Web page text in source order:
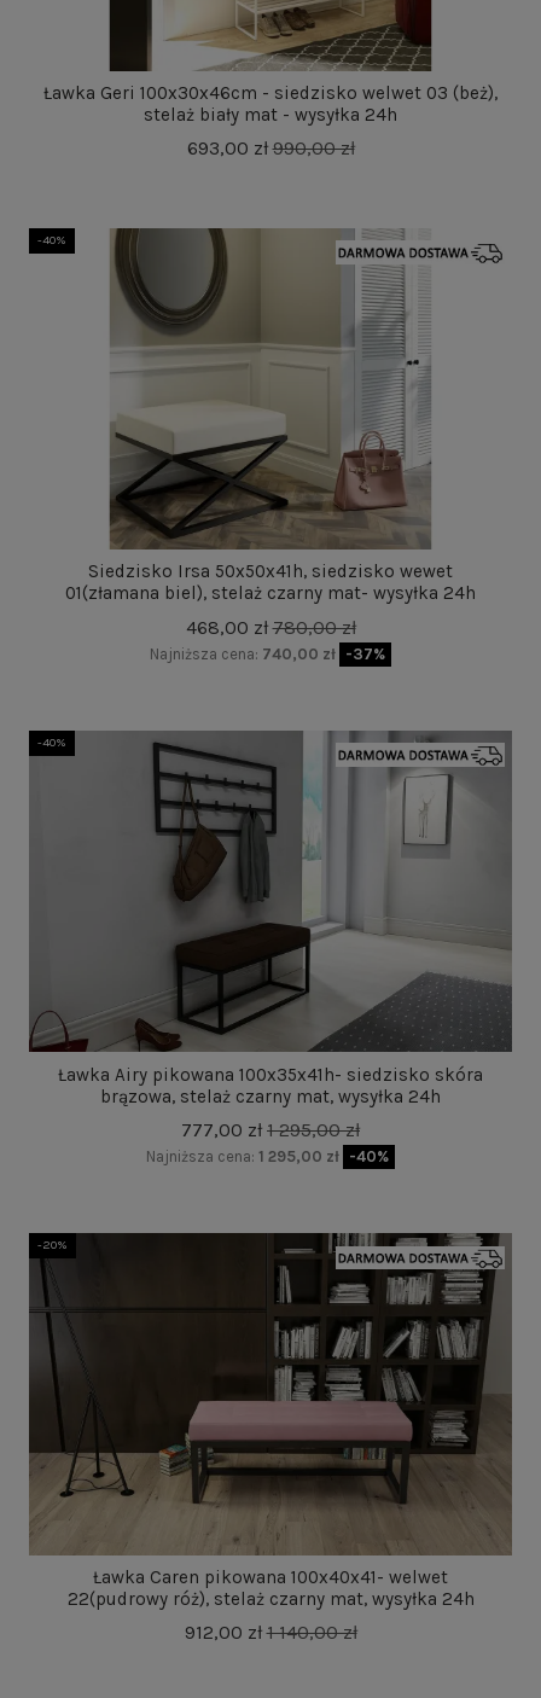
Ławka Geri 100x30x46cm - siedzisko welwet 03 (beż),
stelaż biały mat - wysyłka 24h
693,00 zł990,00 zł
-40%
Siedzisko Irsa 50x50x41h, siedzisko wewet
01(złamana biel), stelaż czarny mat- wysyłka 24h
468,00 zł780,00 zł
Najniższa cena: 740,00 zł -37%
-40%
Ławka Airy pikowana 100x35x41h- siedzisko skóra
brązowa, stelaż czarny mat, wysyłka 24h
777,00 zł 1 295,00 zł
Najniższa cena: 1 295,00 zł -40%
-20%
Ławka Caren pikowana 100x40x41- welwet
22(pudrowy róż), stelaż czarny mat, wysyłka 24h
912,00 zł1 140,00 zł